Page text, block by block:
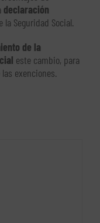
declaración
la Seguridad Social.
de la
este cambio, para
exenciones.